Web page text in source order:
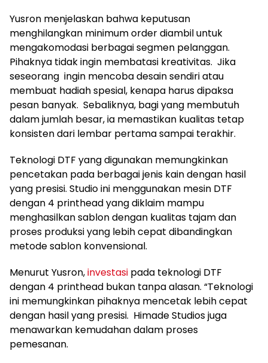
Yusron menjelaskan bahwa keputusan
menghilangkan minimum order diambil untuk
mengakomodasi berbagai segmen pelanggan.
Pihaknya tidak ingin membatasi kreativitas. Jika
seseorang ingin mencoba desain sendiri atau
membuat hadiah spesial, kenapa harus dipaksa
pesan banyak. Sebaliknya, bagi yang membutuh
dalam jumlah besar, ia memastikan kualitas tetap
konsisten dari lembar pertama sampai terakhir.
Teknologi DTF yang digunakan memungkinkan
pencetakan pada berbagai jenis kain dengan hasil
yang presisi. Studio ini menggunakan mesin DTF
dengan 4 printhead yang diklaim mampu
menghasilkan sablon dengan kualitas tajam dan
proses produksi yang lebih cepat dibandingkan
metode sablon konvensional.
Menurut Yusron,investasi pada teknologi DTF
dengan 4 printhead bukan tanpa alasan. “Teknologi
ini memungkinkan pihaknya mencetak lebih cepat
dengan hasil yang presisi. Himade Studios juga
menawarkan kemudahan dalam proses
pemesanan.